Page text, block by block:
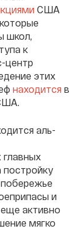
США
школ,
к
центр
этих
находится в
аль-
постройку
и
еще активно
мягко